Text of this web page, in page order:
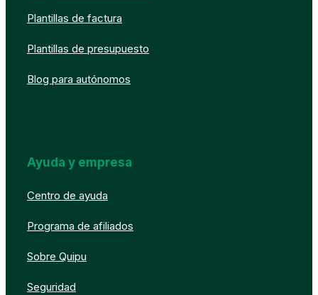
Plantillas de factura
Plantillas de presupuesto
Blog para autónomos
Ayuda y empresa
Centro de ayuda
Programa de afiliados
Sobre Quipu
Seguridad